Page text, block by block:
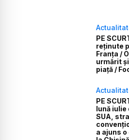
PE
reținute
Franța /
urmărit
piață /
PE
lună
SUA,
a ajuns